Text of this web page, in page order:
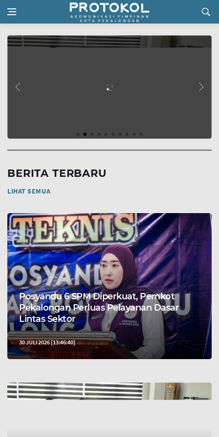
BERITA TERBARU
LIHAT SEMUA
Posyandu 6 SPM Diperkuat, Pemkot
Pekalongan Perluas Pelayanan Dasar
Lintas Sektor
30 JULI 2026 [13:46:40]